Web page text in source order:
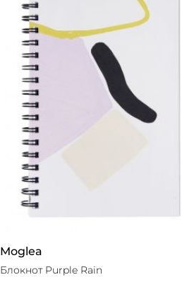
Moglea
Блокнот Purple Rain